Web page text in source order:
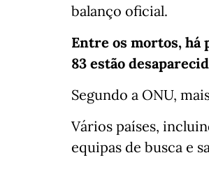
balanço oficial.
Entre os mortos, há
83 estão
Segundo a ONU,
Vários países,
equipas de busca e